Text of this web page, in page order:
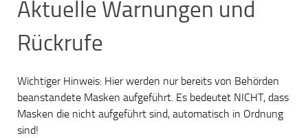
Aktuelle Warnungen und
Rückrufe
Wichtiger Hinweis: Hier werden nur bereits von Behörden
beanstandete Masken aufgeführt. Es bedeutet NICHT, dass
Masken die nicht aufgeführt sind, automatisch in Ordnung
sind!